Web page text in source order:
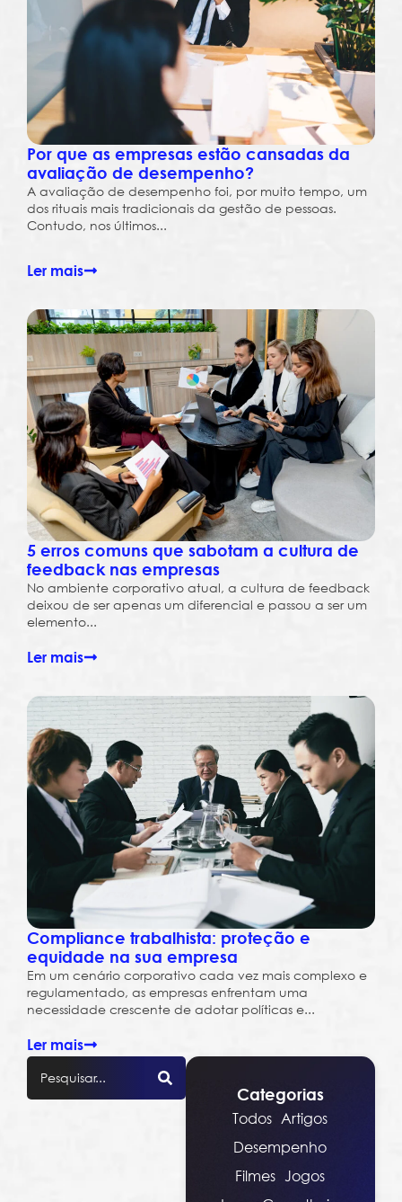
Por que as empresas estão cansadas da
avaliação de desempenho?
A avaliação de desempenho foi, por muito tempo, um
dos rituais mais tradicionais da gestão de pessoas.
Contudo, nos últimos...
Ler mais
5 erros comuns que sabotam a cultura de
feedback nas empresas
No ambiente corporativo atual, a cultura de feedback
deixou de ser apenas um diferencial e passou a ser um
elemento...
Ler mais
Compliance trabalhista: proteção e
equidade na sua empresa
Em um cenário corporativo cada vez mais complexo e
regulamentado, as empresas enfrentam uma
necessidade crescente de adotar políticas e...
Ler mais
Categorias
Artigos
Desempenho
Filmes Jogos
Todos